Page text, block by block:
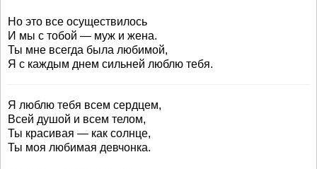
Но это все осуществилось
И мы с тобой — муж и жена.
Ты мне всегда была любимой,
Я с каждым днем сильней люблю тебя.
Я люблю тебя всем сердцем,
Всей душой и всем телом,
Ты красивая — как солнце,
Ты моя любимая девчонка.